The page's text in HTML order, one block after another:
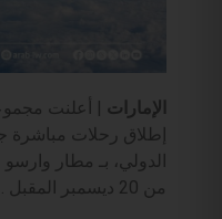
الإمارات
| أعلنت
إطلاق رحلات مباشرة
الدولي، بـ مطار وارسو
من 20 ديسمبر المقبل .